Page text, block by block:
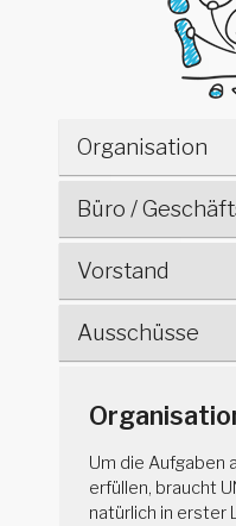
Organisation
Büro /
Vorstand
Ausschüsse
Um die Aufgaben
erfüllen, braucht
natürlich in erster